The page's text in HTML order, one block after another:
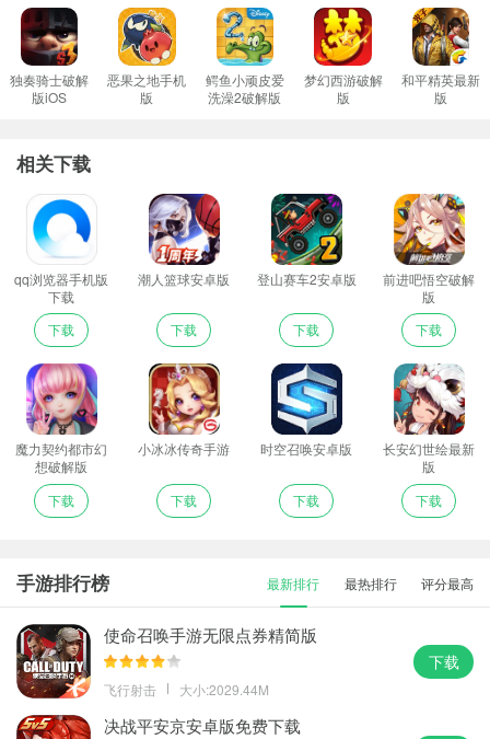
独奏骑士破解
版iOS
恶果之地手机
版
鳄鱼小顽皮爱
洗澡2破解版
梦幻西游破解
版
和平精英最新
版
相关下载
qq浏览器手机版
下载
下载
潮人篮球安卓版
下载
登山赛车2安卓版
下载
前进吧悟空破解
版
下载
魔力契约都市幻
想破解版
下载
小冰冰传奇手游
下载
时空召唤安卓版
下载
长安幻世绘最新
版
下载
手游排行榜 最新排行 最热排行 评分最高
使命召唤手游无限点券精简版
飞行射击 大小:2029.44M
下载
决战平安京安卓版免费下载